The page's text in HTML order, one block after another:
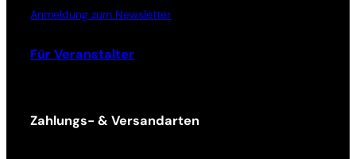
Anmeldung zum Newsletter
Für Veranstalter
Zahlungs- & Versandarten